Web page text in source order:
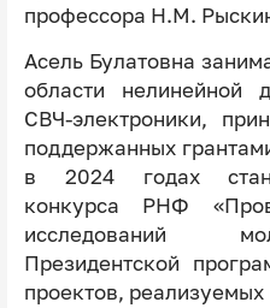
профессора Н.М.
Асель Булатовна
области нелинейной
СВЧ-электроники,
поддержанных
в 2024 годах
конкурса РНФ
исследований
Президентской
проектов,